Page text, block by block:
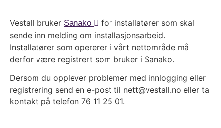
Vestall bruker Sanako
for installatører som skal
sende inn melding om installasjonsarbeid.
Installatører som opererer i vårt nettområde må
derfor være registrert som bruker i Sanako.
Dersom du opplever problemer med innlogging eller
registrering send en e-post til nett@vestall.no eller ta
kontakt på telefon 76 11 25 01.